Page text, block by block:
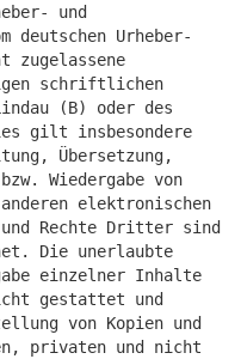
und
deutschen Urheber-
zugelassene
schriftlichen
(B) oder des
gilt insbesondere
Übersetzung,
Wiedergabe von
elektronischen
und Rechte Dritter sind
Die unerlaubte
einzelner Inhalte
gestattet und
von Kopien und
privaten und nicht